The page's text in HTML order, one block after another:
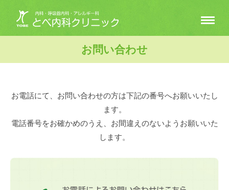
お問い合わせ
お電話にて、お問い合わせの方は下記の番号へお願いいたし
ます。
電話番号をお確かめのうえ、お間違えのないようお願いいた
します。